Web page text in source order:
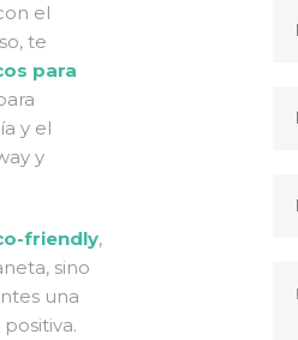
el
te
para
y el
y
friendly,
sino
una